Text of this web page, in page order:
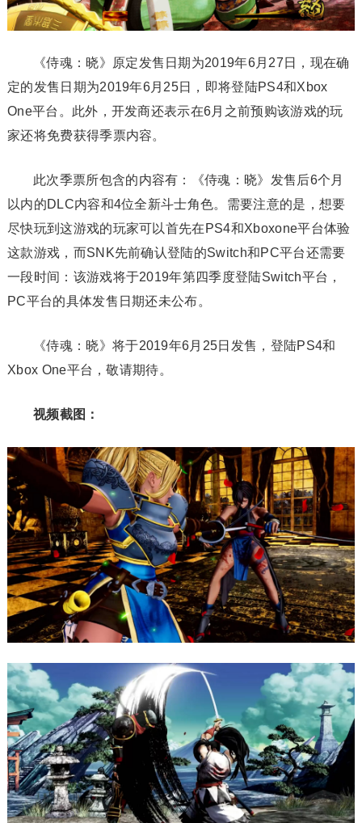
《侍魂：晓》原定发售日期为2019年6月27日，现在确
定的发售日期为2019年6月25日，即将登陆PS4和Xbox
One平台。此外，开发商还表示在6月之前预购该游戏的玩
家还将免费获得季票内容。
此次季票所包含的内容有：《侍魂：晓》发售后6个月
以内的DLC内容和4位全新斗士角色。需要注意的是，想要
尽快玩到这游戏的玩家可以首先在PS4和Xboxone平台体验
这款游戏，而SNK先前确认登陆的Switch和PC平台还需要
一段时间：该游戏将于2019年第四季度登陆Switch平台，
PC平台的具体发售日期还未公布。
《侍魂：晓》将于2019年6月25日发售，登陆PS4和
Xbox One平台，敬请期待。
视频截图：